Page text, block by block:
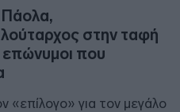
Πάολα,
στην ταφή
επώνυμοι που
«επίλογο» για τον μεγάλο